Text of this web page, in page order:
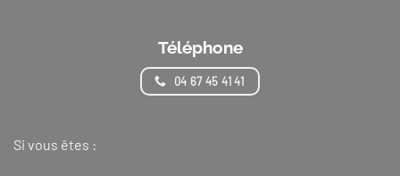
Téléphone
04 67 45 41 41
Si vous êtes :